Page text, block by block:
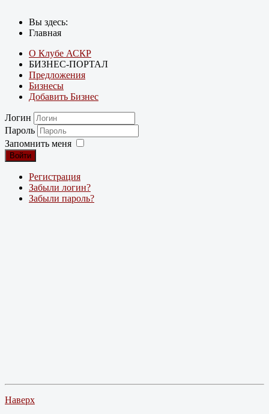
Вы здесь:
Главная
О Клубе АСКР
БИЗНЕС-ПОРТАЛ
Предложения
Бизнесы
Добавить Бизнес
Логин
Пароль
Запомнить меня
Войти
Регистрация
Забыли логин?
Забыли пароль?
Наверх